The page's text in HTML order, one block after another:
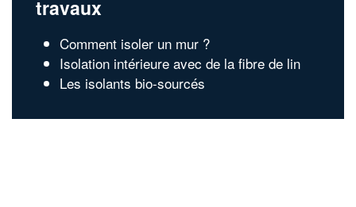
travaux
Comment isoler un mur ?
Isolation intérieure avec de la fibre de lin
Les isolants bio-sourcés